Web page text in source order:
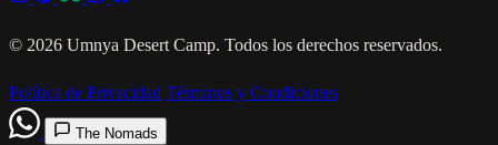
© 2026 Umnya Desert Camp. Todos los derechos reservados.
Política de Privacidad Términos y Condiciones
The Nomads